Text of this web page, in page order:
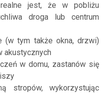
jest, że w pobliżu
droga lub centrum
(w tym także okna, drzwi)
akustycznych
w domu, zastanów się
stropów, wykorzystując